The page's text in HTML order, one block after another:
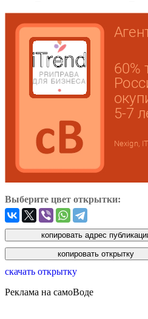
Выберите цвет открытки:
скачать открытку
Реклама на самоВоде